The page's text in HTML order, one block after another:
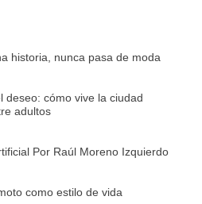
historia, nunca pasa de moda
deseo: cómo vive la ciudad
adultos
Por Raúl Moreno Izquierdo
como estilo de vida